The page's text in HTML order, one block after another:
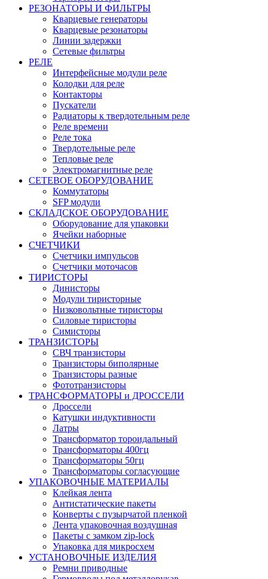
РЕЗОНАТОРЫ И ФИЛЬТРЫ
Кварцевые генераторы
Кварцевые резонаторы
Линии задержки
Сетевые фильтры
РЕЛЕ
Интерфейсные модули реле
Колодки для реле
Контакторы
Пускатели
Радиаторы к твердотельным реле
Реле времени
Реле тока
Твердотельные реле
Тепловые реле
Электромагнитные реле
СЕТЕВОЕ ОБОРУДОВАНИЕ
Коммутаторы
SFP модули
СКЛАДСКОЕ ОБОРУДОВАНИЕ
Оборудование для упаковки
Ячейки наборные
СЧЕТЧИКИ
Счетчики импульсов
Счетчики моточасов
ТИРИСТОРЫ
Динисторы
Модули тиристорные
Низковольтные тиристоры
Силовые тиристоры
Симисторы
ТРАНЗИСТОРЫ
СВЧ транзисторы
Транзисторы биполярные
Транзисторы разные
Фототранзисторы
ТРАНСФОРМАТОРЫ и ДРОССЕЛИ
Дроссели
Катушки индуктивности
Латры
Трансформатор тороидальный
Трансформаторы 400гц
Трансформаторы 50гц
Трансформаторы согласующие
УПАКОВОЧНЫЕ МАТЕРИАЛЫ
Клейкая лента
Антистатические пакеты
Конверты с пузырчатой пленкой
Лента упаковочная воздушная
Пакеты с замком zip-lock
Упаковка для микросхем
УСТАНОВОЧНЫЕ ИЗДЕЛИЯ
Ремни приводные